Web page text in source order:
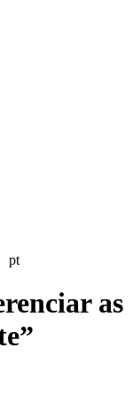
pt
as